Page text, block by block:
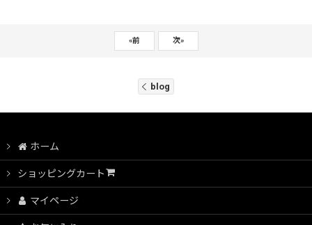
«前 次»
blog
ホーム
ショッピングカート
マイページ